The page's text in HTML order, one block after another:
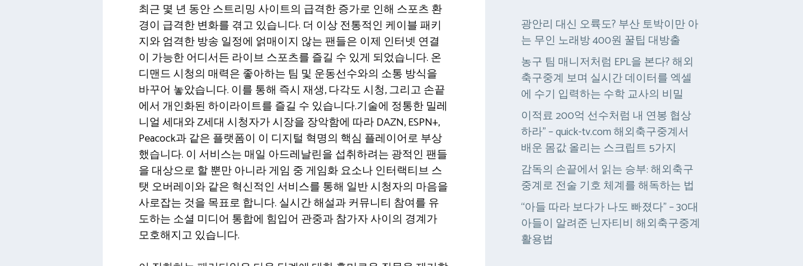
최근 몇 년 동안 스트리밍 사이트의 급격한 증가로 인해 스포츠 환
경이 급격한 변화를 겪고 있습니다. 더 이상 전통적인 케이블 패키
지와 엄격한 방송 일정에 얽매이지 않는 팬들은 이제 인터넷 연결
이 가능한 어디서든 라이브 스포츠를 즐길 수 있게 되었습니다. 온
디맨드 시청의 매력은 좋아하는 팀 및 운동선수와의 소통 방식을
바꾸어 놓았습니다. 이를 통해 즉시 재생, 다각도 시청, 그리고 손끝
에서 개인화된 하이라이트를 즐길 수 있습니다.기술에 정통한 밀레
니얼 세대와 Z세대 시청자가 시장을 장악함에 따라 DAZN, ESPN+,
Peacock과 같은 플랫폼이 이 디지털 혁명의 핵심 플레이어로 부상
했습니다. 이 서비스는 매일 아드레날린을 섭취하려는 광적인 팬들
을 대상으로 할 뿐만 아니라 게임 중 게임화 요소나 인터랙티브 스
탯 오버레이와 같은 혁신적인 서비스를 통해 일반 시청자의 마음을
사로잡는 것을 목표로 합니다. 실시간 해설과 커뮤니티 참여를 유
도하는 소셜 미디어 통합에 힘입어 관중과 참가자 사이의 경계가
모호해지고 있습니다.
광안리 대신 오륙도? 부산 토박이만 아
는 무인 노래방 400원 꿀팁 대방출
농구 팀 매니저처럼 EPL을 본다? 해외
축구중계 보며 실시간 데이터를 엑셀
에 수기 입력하는 수학 교사의 비밀
이적료 200억 선수처럼 내 연봉 협상
하라” – quick-tv.com 해외축구중계서
배운 몸값 올리는 스크립트 5가지
감독의 손끝에서 읽는 승부: 해외축구
중계로 전술 기호 체계를 해독하는 법
“아들 따라 보다가 나도 빠졌다” – 30대
아들이 알려준 닌자티비 해외축구중계
활용법